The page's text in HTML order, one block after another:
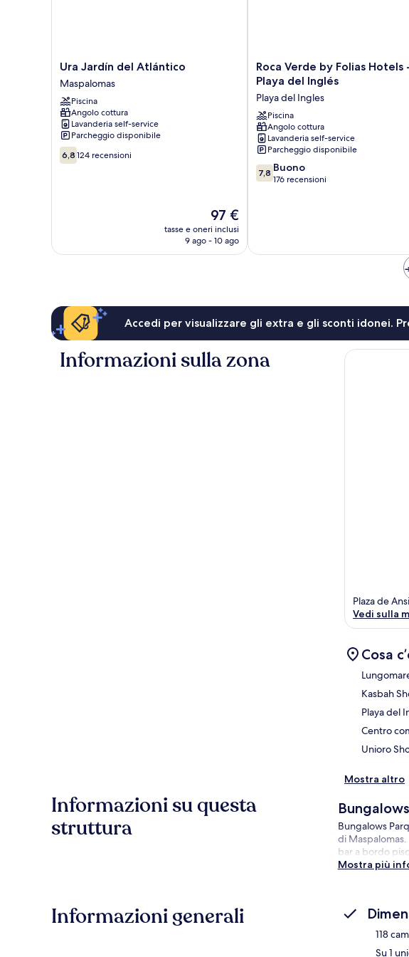
Ura
Jardín
del
Atlántico
Maspalomas
Ura Jardín del Atlántico
Maspalomas
Piscina
Angolo cottura
Lavanderia self-service
Parcheggio disponibile
6.8
su
6,8 124 recensioni
Il
prezzo
attuale
97 €
tasse e oneri inclusi
9 ago - 10 ago
Roca
Verde
Folias
Hotels
-
Playa
del
Inglés
Playa
Roca Verde by Folias Hotels
Playa del Inglés
Playa del Ingles
Piscina
Angolo cottura
Lavanderia self-service
Parcheggio disponibile
7.8
su
7,8 Buono
176 recensioni
Accedi per visualizzare gli extra e gli sconti idonei.
Informazioni sulla zona
Plaza de
Vedi sulla
Cosa
Kasbah
Playa del
Centro
Unioro
Mostra altro
Informazioni su questa
struttura
Bungalows
di
bar a bordo
Mostra più
Informazioni generali
118
Su 1